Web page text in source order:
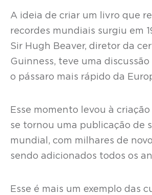
A ideia de criar um livro que
recordes mundiais surgiu em
Sir Hugh Beaver, diretor da
Guinness, teve uma
o pássaro mais rápido da
Esse momento levou à
se tornou uma publicação de
mundial, com milhares de
sendo adicionados todos os
Esse é mais um exemplo das